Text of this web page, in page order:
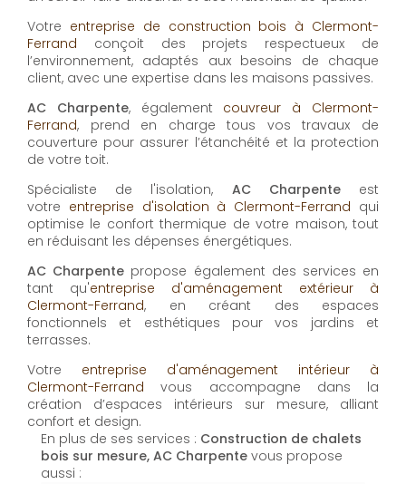
Votre entreprise de construction bois à Clermont-
Ferrand conçoit des projets respectueux de
l’environnement, adaptés aux besoins de chaque
client, avec une expertise dans les maisons passives.
AC Charpente, également couvreur à Clermont-
Ferrand, prend en charge tous vos travaux de
couverture pour assurer l’étanchéité et la protection
de votre toit.
Spécialiste de l'isolation, AC Charpenteest
votre entreprise d'isolation à Clermont-Ferrand qui
optimise le confort thermique de votre maison, tout
en réduisant les dépenses énergétiques.
AC Charpente propose également des services en
tant qu'entreprise d'aménagement extérieur à
Clermont-Ferrand, en créant des espaces
fonctionnels et esthétiques pour vos jardins et
terrasses.
Votre entreprise d'aménagement intérieur à
Clermont-Ferrand vous accompagne dans la
création d’espaces intérieurs sur mesure, alliant
confort et design.
En plus de ses services : Construction de chalets
bois sur mesure, AC Charpente vous propose
aussi :